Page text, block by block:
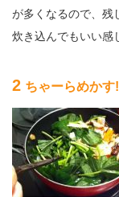
が多くなるので、残
炊き込んでもいい感
2 ちゃーらめかす